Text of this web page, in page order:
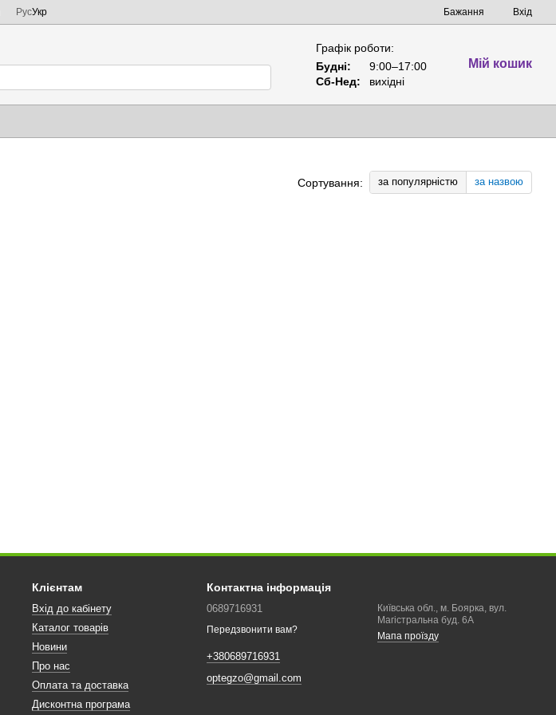
РусУкр Бажання Вхід
Графік роботи:
Будні:
9:00–17:00
Сб-Нед:
вихідні
Мій кошик
Сортування: за популярністю за назвою
Клієнтам
Вхід до кабінету
Каталог товарів
Новини
Про нас
Оплата та доставка
Дисконтна програма
Контактна інформація
0689716931
Передзвонити вам?
+380689716931
optegzo@gmail.com
Київська обл., м. Боярка, вул.
Магістральна буд. 6А
Мапа проїзду